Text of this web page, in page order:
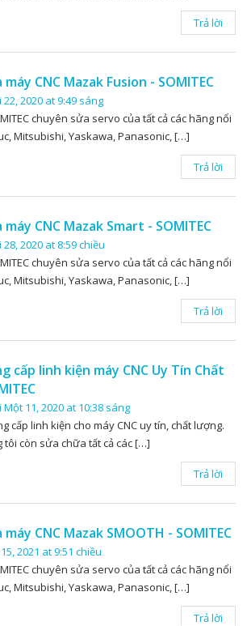
Trả lời
CNC Mazak Fusion - SOMITEC
2020 at 9:49 sáng
chuyên sửa servo của tất cả các hãng nổi
Mitsubishi, Yaskawa, Panasonic, […]
Trả lời
CNC Mazak Smart - SOMITEC
2020 at 8:59 chiều
chuyên sửa servo của tất cả các hãng nổi
Mitsubishi, Yaskawa, Panasonic, […]
Trả lời
cấp linh kiện máy CNC Uy Tín Chất
11, 2020 at 10:38 sáng
cấp linh kiện cho máy CNC uy tín, chất lượng.
tôi còn sửa chữa tất cả các […]
Trả lời
CNC Mazak SMOOTH - SOMITEC
2021 at 9:51 chiều
chuyên sửa servo của tất cả các hãng nổi
Mitsubishi, Yaskawa, Panasonic, […]
Trả lời